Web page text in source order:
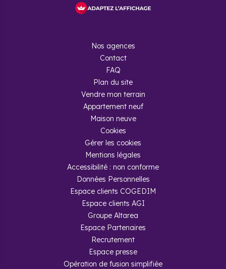
Nos agences
Contact
FAQ
Plan du site
Vendre mon terrain
Appartement neuf
Maison neuve
Cookies
Gérer les cookies
Mentions légales
Accessibilité : non conforme
Données Personnelles
Espace clients COGEDIM
Espace clients AGI
Groupe Altarea
Espace Partenaires
Recrutement
Espace presse
Opération de fusion simplifiée